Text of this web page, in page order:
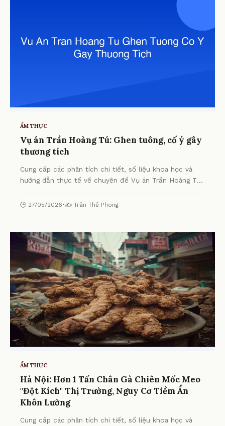
ẨM THỰC
Vụ án Trần Hoàng Tú: Ghen tuông, cố ý gây
thương tích
Cung cấp các phân tích chi tiết, số liệu khoa học và
hướng dẫn thực tế về chuyên đề Vụ án Trần Hoàng Tú:
🕒 27/05/2026•✍️ Trần Thế Phong
ẨM THỰC
Hà Nội: Hơn 1 Tấn Chân Gà Chiên Mốc Meo
"Đột Kích" Thị Trường, Nguy Cơ Tiềm Ẩn
Khôn Lường
Cung cấp các phân tích chi tiết, số liệu khoa học và